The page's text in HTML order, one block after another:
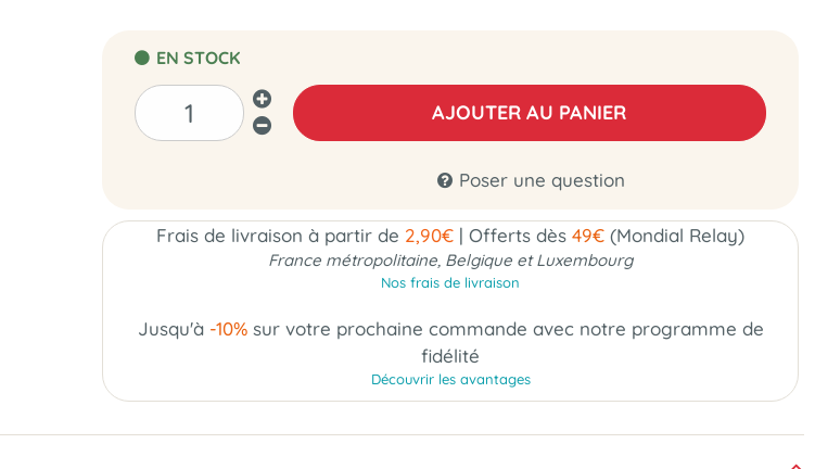
EN STOCK
AJOUTER AU PANIER
Poser une question
Frais de livraison à partir de 2,90€ | Offerts dès 49€ (Mondial Relay)
France métropolitaine, Belgique et Luxembourg
Nos frais de livraison
Jusqu'à -10%sur votre prochaine commande avec notre programme de
fidélité
Découvrir les avantages